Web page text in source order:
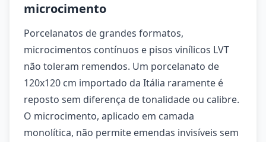
microcimento
Porcelanatos de grandes formatos,
microcimentos contínuos e pisos vinílicos LVT
não toleram remendos. Um porcelanato de
120x120 cm importado da Itália raramente é
reposto sem diferença de tonalidade ou calibre.
O microcimento, aplicado em camada
monolítica, não permite emendas invisíveis sem